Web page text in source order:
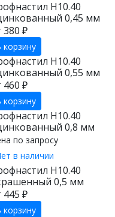
Н10.40
0,45 мм
380 ₽
корзину
Н10.40
0,55 мм
460 ₽
корзину
Н10.40
0,8 мм
по запросу
в наличии
Н10.40
0,5 мм
445 ₽
корзину